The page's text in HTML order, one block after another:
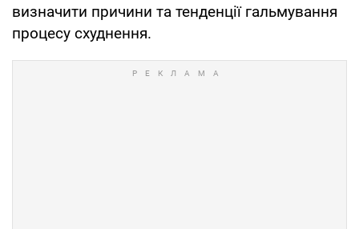
визначити причини та тенденції гальмування
процесу схуднення.